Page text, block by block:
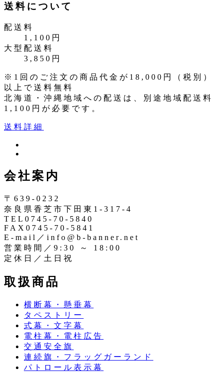
送料について
配送料
1,100円
大型配送料
3,850円
※1回のご注文の商品代金が18,000円（税別）
以上で送料無料
北海道・沖縄地域への配送は、別途地域配送料
1,100円が必要です。
送料詳細
タ
ス
会社案内
〒639-0232
奈良県香芝市下田東1-317-4
TEL0745-70-5840
FAX0745-70-5841
E-mail／info@b-banner.net
営業時間／9:30 ～ 18:00
定休日／土日祝
取扱商品
横断幕・懸垂幕
タペストリー
式幕・文字幕
電柱幕・電柱広告
交通安全旗
連続旗・フラッグガーランド
パトロール表示幕